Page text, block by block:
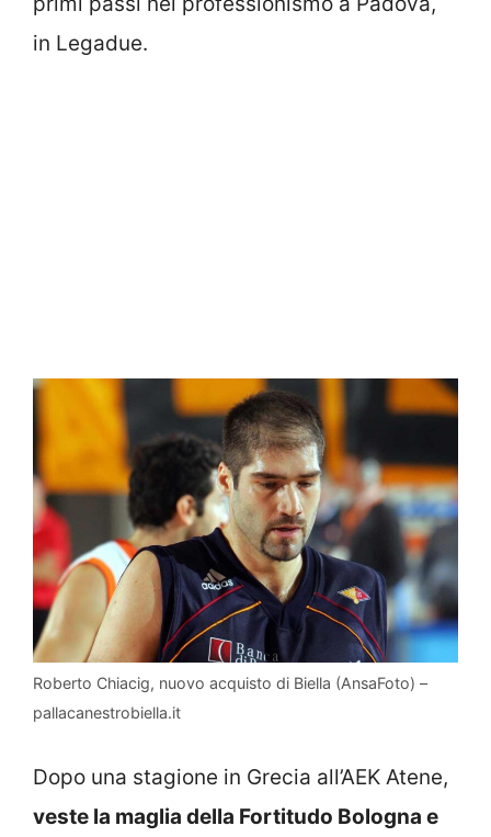
in Legadue.
Roberto Chiacig, nuovo acquisto di Biella (AnsaFoto) –
pallacanestrobiella.it
Dopo una stagione in Grecia all’AEK Atene,
veste la maglia della Fortitudo Bologna e